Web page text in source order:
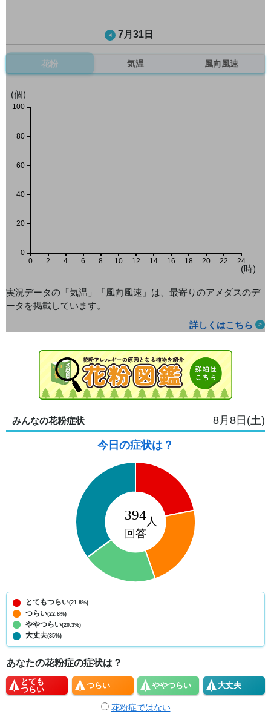
7月31日
花粉 気温 風向風速
0 2 4 6 8 10 12 14 16 18 20 22 24
(個)
(時)
0
20
40
60
80
100
実況データの「気温」「風向風速」は、最寄りのアメダスのデ
ータを掲載しています。
詳しくはこちら
みんなの花粉症状 8月8日(土)
今日の症状は？
とてもつらい(21.8%)
つらい(22.8%)
ややつらい(20.3%)
大丈夫(35%)
あなたの花粉症の症状は？
とても
つらい
つらい ややつらい 大丈夫
花粉症ではない